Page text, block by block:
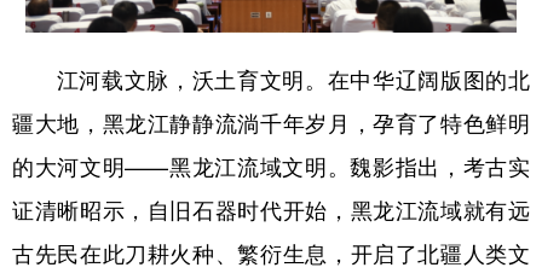
江河载文脉，沃土育文明。在中华辽阔版图的北
疆大地，黑龙江静静流淌千年岁月，孕育了特色鲜明
的大河文明——黑龙江流域文明。魏影指出，考古实
证清晰昭示，自旧石器时代开始，黑龙江流域就有远
古先民在此刀耕火种、繁衍生息，开启了北疆人类文